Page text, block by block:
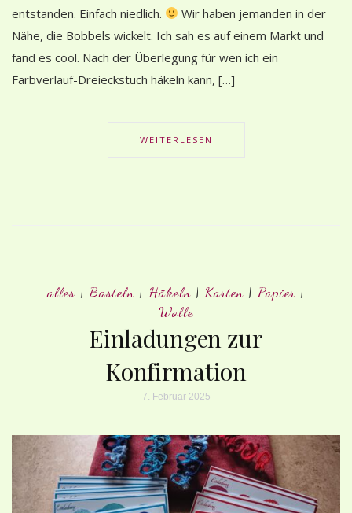
entstanden. Einfach niedlich.
Wir haben jemanden in der
Nähe, die Bobbels wickelt. Ich sah es auf einem Markt und
fand es cool. Nach der Überlegung für wen ich ein
Farbverlauf-Dreieckstuch häkeln kann, […]
WEITERLESEN
alles | Basteln | Häkeln | Karten | Papier |
Wolle
Einladungen zur
Konfirmation
7. Februar 2025